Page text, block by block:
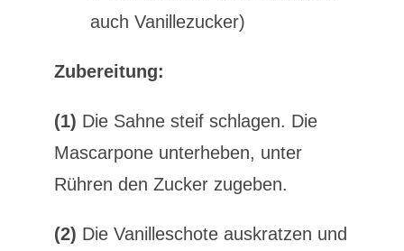
auch Vanillezucker)
Zubereitung:
(1) Die Sahne steif schlagen. Die
Mascarpone unterheben, unter
Rühren den Zucker zugeben.
(2) Die Vanilleschote auskratzen und